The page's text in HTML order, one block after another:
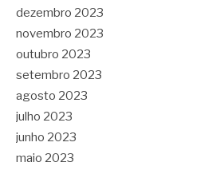
dezembro 2023
novembro 2023
outubro 2023
setembro 2023
agosto 2023
julho 2023
junho 2023
maio 2023